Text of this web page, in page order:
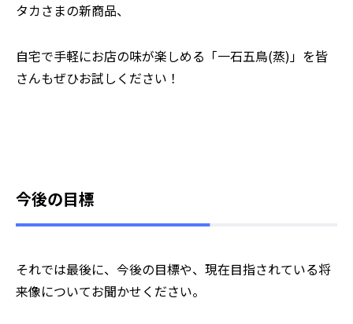
タカさまの新商品、
自宅で手軽にお店の味が楽しめる「一石五鳥(蒸)」を皆
さんもぜひお試しください！
今後の目標
⸺それでは最後に、今後の目標や、現在目指されている将
来像についてお聞かせください。